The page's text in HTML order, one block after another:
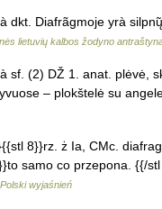
dkt. Diafrãgmoje yrà
lietuvių kalbos žodyno
sf. (2) DŽ 1. anat. plėvė,
– plokštelė su
8}}rz. ż Ia, CMc.
samo co przepona. {{/
wyjaśnień